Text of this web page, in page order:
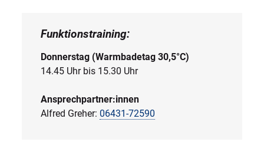
Funktionstraining:
Donnerstag (Warmbadetag 30,5°C)
14.45 Uhr bis 15.30 Uhr
Ansprechpartner:innen
Alfred Greher: 06431-72590